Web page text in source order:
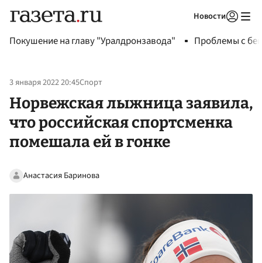
Новости
Покушение на главу "Уралдронзавода" Проблемы с
3 января 2022 20:45Спорт
Норвежская лыжница заявила,
что российская спортсменка
помешала ей в гонке
Анастасия Баринова